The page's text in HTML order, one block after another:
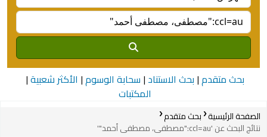
بحث متقدم بحث الاستناد سحابة الوسوم الأكثر شعبية
المكتبات
الصفحة الرئيسية بحث متقدم
نتائج البحث عن 'ccl=au:"مصطفى، مصطفى أحمد"'